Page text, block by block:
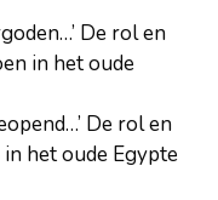
De rol en
in het oude
De rol en
het oude Egypte